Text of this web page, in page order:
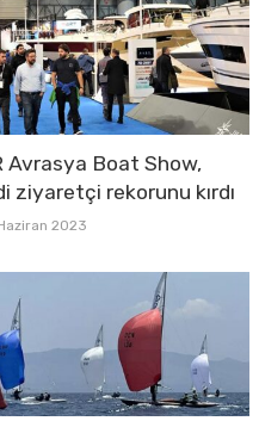
Avrasya Boat Show,
ziyaretçi rekorunu kırdı
2023